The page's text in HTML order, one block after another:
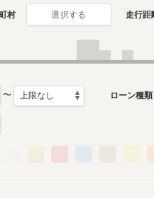
村 選択する 走行距
〜 ローン種類